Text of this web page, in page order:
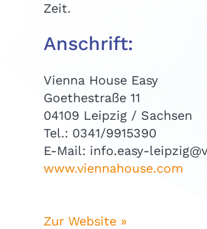
Zeit.
Anschrift:
Vienna House Easy
Goethestraße 11
04109 Leipzig / Sachsen
Tel.: 0341/9915390
E-Mail: info.easy-
www.viennahouse.com
Zur Website »